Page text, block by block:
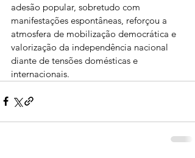
adesão popular, sobretudo com
manifestações espontâneas, reforçou a
atmosfera de mobilização democrática e
valorização da independência nacional
diante de tensões domésticas e
internacionais.